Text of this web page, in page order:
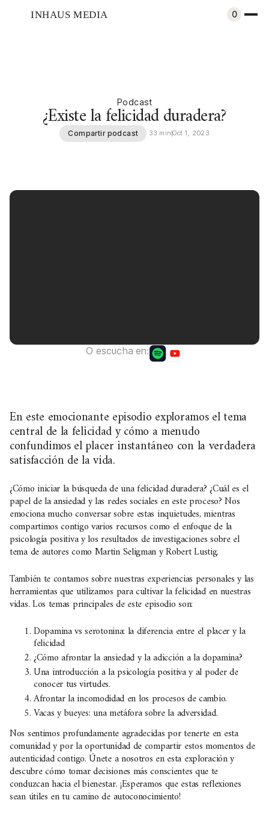
INHAUS MEDIA 0
Podcast
¿Existe la felicidad duradera?
Compartir podcast 33 minOct 1, 2023
O escucha en:
En este emocionante episodio exploramos el tema
central de la felicidad y cómo a menudo
confundimos el placer instantáneo con la verdadera
satisfacción de la vida.
¿Cómo iniciar la búsqueda de una felicidad duradera? ¿Cuál es el
papel de la ansiedad y las redes sociales en este proceso? Nos
emociona mucho conversar sobre estas inquietudes, mientras
compartimos contigo varios recursos como el enfoque de la
psicología positiva y los resultados de investigaciones sobre el
tema de autores como Martin Seligman y Robert Lustig.
También te contamos sobre nuestras experiencias personales y las
herramientas que utilizamos para cultivar la felicidad en nuestras
vidas. Los temas principales de este episodio son:
Dopamina vs serotonina: la diferencia entre el placer y la
felicidad
¿Cómo afrontar la ansiedad y la adicción a la dopamina?
Una introducción a la psicología positiva y al poder de
conocer tus virtudes.
Afrontar la incomodidad en los procesos de cambio.
Vacas y bueyes: una metáfora sobre la adversidad.
Nos sentimos profundamente agradecidas por tenerte en esta
comunidad y por la oportunidad de compartir estos momentos de
autenticidad contigo. Únete a nosotros en esta exploración y
descubre cómo tomar decisiones más conscientes que te
conduzcan hacia el bienestar. ¡Esperamos que estas reflexiones
sean útiles en tu camino de autoconocimiento!